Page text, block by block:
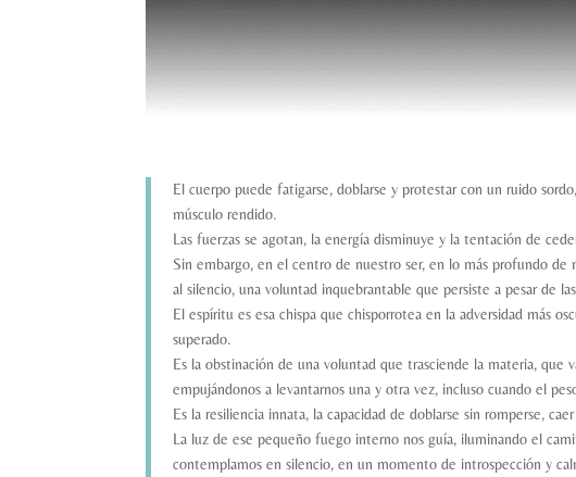
El cuerpo puede fatigarse, doblarse y protestar con un ruido
músculo rendido.
Las fuerzas se agotan, la energía disminuye y la tentación de
Sin embargo, en el centro de nuestro ser, en lo más profundo
al silencio, una voluntad inquebrantable que persiste a pesar de
El espíritu es esa chispa que chisporrotea en la adversidad más
superado.
Es la obstinación de una voluntad que trasciende la materia, que
empujándonos a levantarnos una y otra vez, incluso cuando el
Es la resiliencia innata, la capacidad de doblarse sin romperse,
La luz de ese pequeño fuego interno nos guía, iluminando el
contemplamos en silencio, en un momento de introspección y